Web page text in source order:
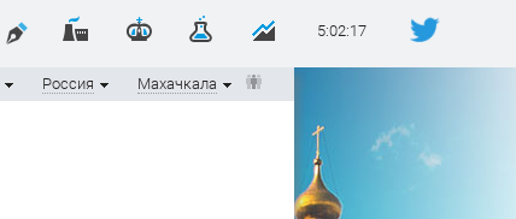
5:02:17
Махачкала
Россия